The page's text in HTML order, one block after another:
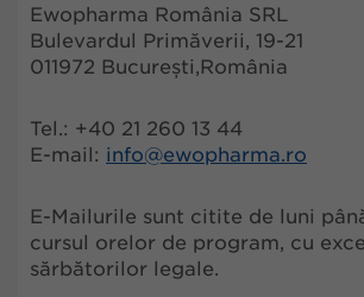
Ewopharma România SRL
Bulevardul Primăverii, 19-21
011972 București,România
Tel.: +40 21 260 13 44
E-mail: info@ewopharma.ro
E-Mailurile sunt citite de luni
cursul orelor de program, cu
sărbătorilor legale.